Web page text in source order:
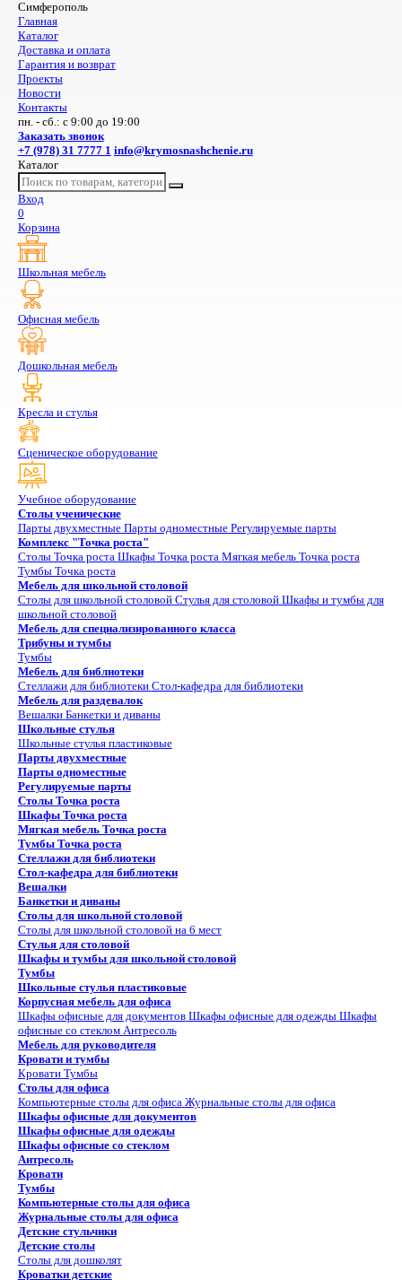
Симферополь
Главная
Каталог
Доставка и оплата
Гарантия и возврат
Проекты
Новости
Контакты
пн. - сб.: с 9:00 до 19:00
Заказать звонок
+7 (978) 31 7777 1 info@krymosnashchenie.ru
Каталог
Вход
0
Корзина
Школьная мебель
Офисная мебель
Дошкольная мебель
Кресла и стулья
Сценическое оборудование
Учебное оборудование
Столы ученические
Парты двухместные Парты одноместные Регулируемые парты
Комплекс "Точка роста"
Столы Точка роста Шкафы Точка роста Мягкая мебель Точка роста
Тумбы Точка роста
Мебель для школьной столовой
Столы для школьной столовой Стулья для столовой Шкафы и тумбы для
школьной столовой
Мебель для специализированного класса
Трибуны и тумбы
Тумбы
Мебель для библиотеки
Стеллажи для библиотеки Стол-кафедра для библиотеки
Мебель для раздевалок
Вешалки Банкетки и диваны
Школьные стулья
Школьные стулья пластиковые
Парты двухместные
Парты одноместные
Регулируемые парты
Столы Точка роста
Шкафы Точка роста
Мягкая мебель Точка роста
Тумбы Точка роста
Стеллажи для библиотеки
Стол-кафедра для библиотеки
Вешалки
Банкетки и диваны
Столы для школьной столовой
Столы для школьной столовой на 6 мест
Стулья для столовой
Шкафы и тумбы для школьной столовой
Тумбы
Школьные стулья пластиковые
Корпусная мебель для офиса
Шкафы офисные для документов Шкафы офисные для одежды Шкафы
офисные со стеклом Антресоль
Мебель для руководителя
Кровати и тумбы
Кровати Тумбы
Столы для офиса
Компьютерные столы для офиса Журнальные столы для офиса
Шкафы офисные для документов
Шкафы офисные для одежды
Шкафы офисные со стеклом
Антресоль
Кровати
Тумбы
Компьютерные столы для офиса
Журнальные столы для офиса
Детские стульчики
Детские столы
Столы для дошколят
Кроватки детские